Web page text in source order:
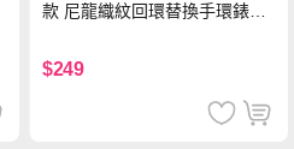
款 尼龍織紋回環替換手環錶帶-
$249